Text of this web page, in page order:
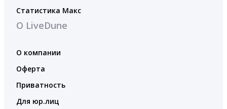
Статистика Макс
О LiveDune
О компании
Оферта
Приватность
Для юр.лиц